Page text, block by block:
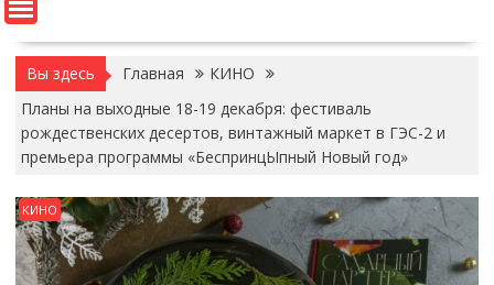
Вы здесь Главная
КИНО
Планы на выходные 18-19 декабря: фестиваль
рождественских десертов, винтажный маркет в ГЭС-2 и
премьера программы «БеспринцЫпный Новый год»
КИНО